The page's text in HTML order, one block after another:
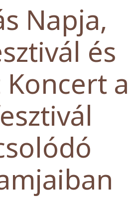
Napja,
és
Koncert a